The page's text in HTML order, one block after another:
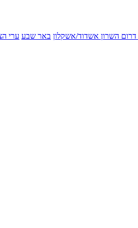
דרום השרון אשדוד/אשקלון באר שבע ערי